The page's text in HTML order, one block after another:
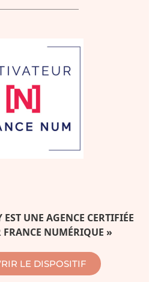
UNE AGENCE CERTIFIÉE
FRANCE NUMÉRIQUE »
LE DISPOSITIF